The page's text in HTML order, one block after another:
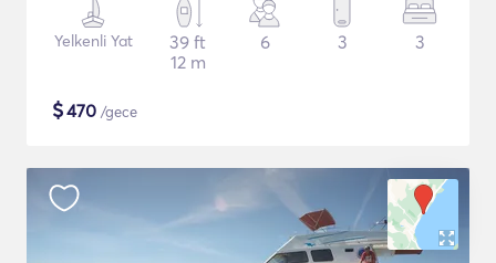
Yelkenli Yat
39 ft
12 m
6 3 3
$470 /gece